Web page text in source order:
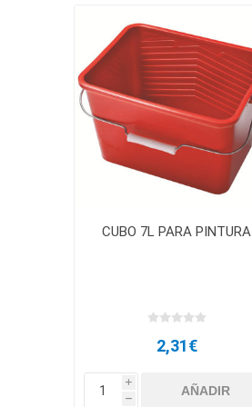
CUBO 7L PARA PINTURA
2,31€
i
h